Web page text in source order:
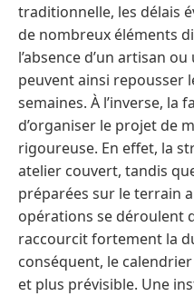
traditionnelle, les délais
de nombreux éléments
l’absence d’un artisan
peuvent ainsi repousser
semaines. À l’inverse, la
d’organiser le projet de
rigoureuse. En effet, la
atelier couvert, tandis
préparées sur le terrain
opérations se déroulent
raccourcit fortement la
conséquent, le
et plus prévisible. Une